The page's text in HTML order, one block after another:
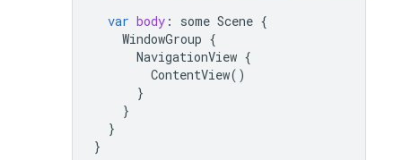
var body : some Scene {
WindowGroup {
NavigationView {
ContentView()
}
}
}
}